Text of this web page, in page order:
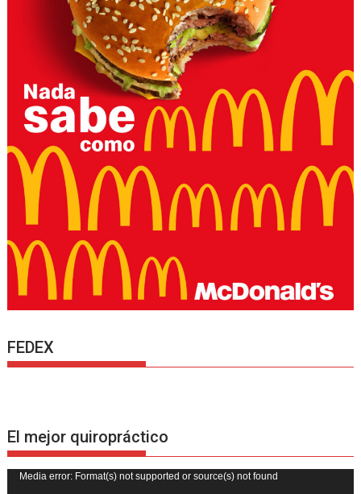
FEDEX
El mejor quiropráctico
Reproductor
Media error: Format(s) not supported or source(s) not found